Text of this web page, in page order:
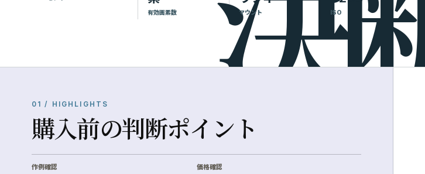
有効画素数 マウント ISO
01 / HIGHLIGHTS
購入前の判断ポイント
作例確認 価格確認